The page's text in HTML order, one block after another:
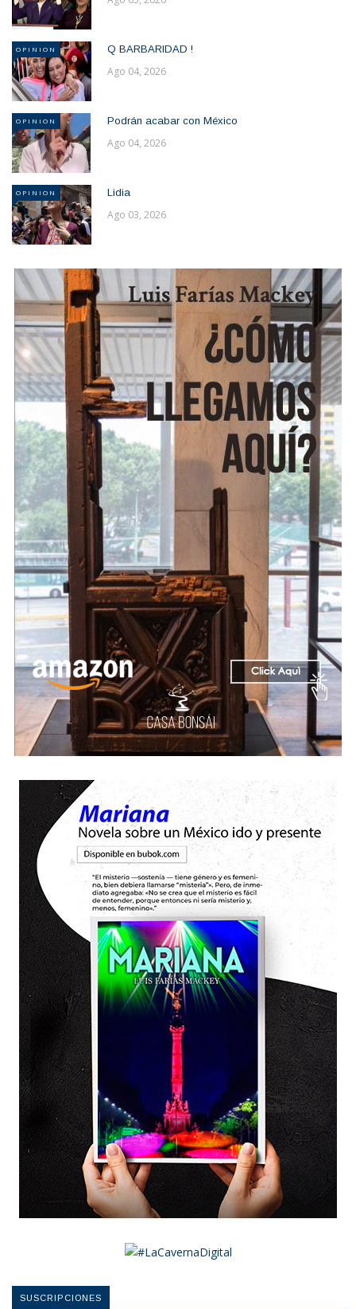
OPINION Q BARBARIDAD !
Ago 04, 2026
OPINION Podrán acabar con México
Ago 04, 2026
OPINION Lidia
Ago 03, 2026
SUSCRIPCIONES